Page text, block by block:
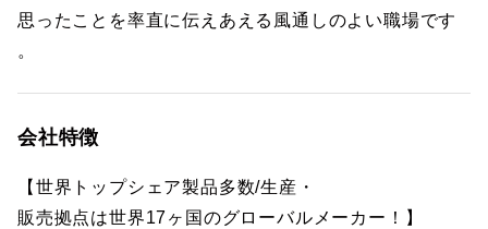
思ったことを率直に伝えあえる風通しのよい職場です
。
会社特徴
【世界トップシェア製品多数/生産・
販売拠点は世界17ヶ国のグローバルメーカー！】